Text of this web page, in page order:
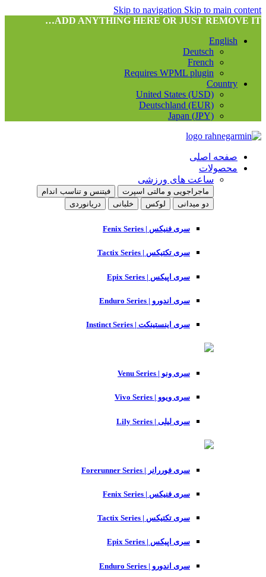
Skip to navigation Skip to main content
ADD ANYTHING HERE OR JUST REMOVE IT…
English
Deutsch
French
Requires WPML plugin
Country
United States (USD)
Deutschland (EUR)
Japan (JPY)
صفحه اصلی
محصولات
ساعت های ورزشی
ماجراجویی و مالتی اسپرت
فیتنس و تناسب اندام
دو میدانی
لوکس خلبانی دریانوردی
سری فنیکس | Fenix Series
سری تکتیکس | Tactix Series
سری اپیکس | Epix Series
سری اندورو | Enduro Series
سری اینستینکت | Instinct Series
سری ونو | Venu Series
سری ویوو | Vivo Series
سری لیلی | Lily Series
سری فوررانر | Forerunner Series
سری فنیکس | Fenix Series
سری تکتیکس | Tactix Series
سری اپیکس | Epix Series
سری اندورو | Enduro Series